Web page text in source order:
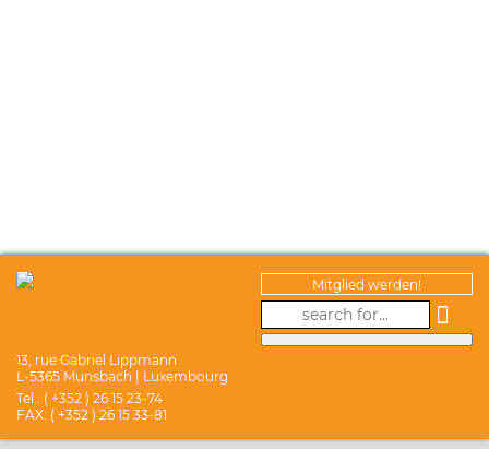
Mitglied werden!
13, rue Gabriel Lippmann
L-5365 Munsbach | Luxembourg
Tel.: ( +352 ) 26 15 23-74
FAX. ( +352 ) 26 15 33-81